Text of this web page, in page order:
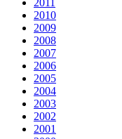
2011
2010
2009
2008
2007
2006
2005
2004
2003
2002
2001